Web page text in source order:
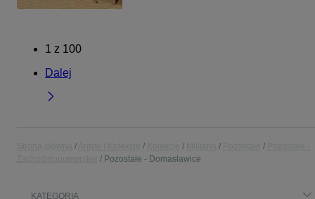
1 z 100
Dalej
Pozostałe - Domasławice
KATEGORIA